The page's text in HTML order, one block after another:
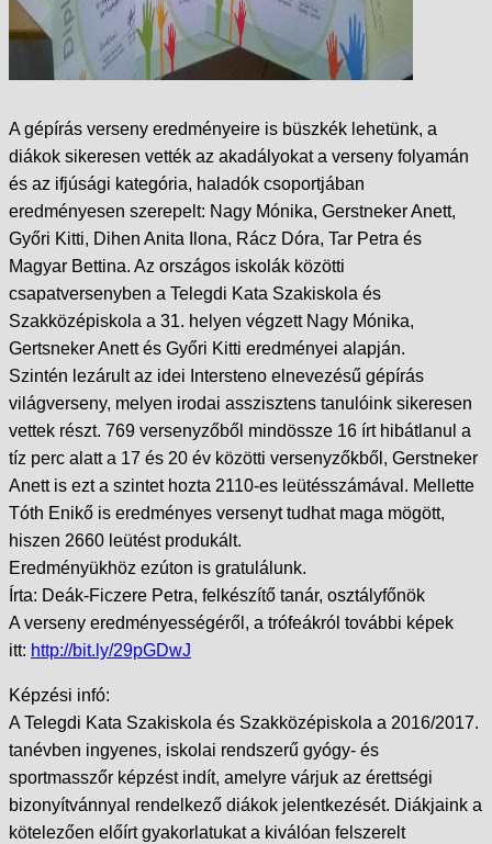
A gépírás verseny eredményeire is büszkék lehetünk, a
diákok sikeresen vették az akadályokat a verseny folyamán
és az ifjúsági kategória, haladók csoportjában
eredményesen szerepelt: Nagy Mónika, Gerstneker Anett,
Győri Kitti, Dihen Anita Ilona, Rácz Dóra, Tar Petra és
Magyar Bettina. Az országos iskolák közötti
csapatversenyben a Telegdi Kata Szakiskola és
Szakközépiskola a 31. helyen végzett Nagy Mónika,
Gertsneker Anett és Győri Kitti eredményei alapján.
Szintén lezárult az idei Intersteno elnevezésű gépírás
világverseny, melyen irodai asszisztens tanulóink sikeresen
vettek részt. 769 versenyzőből mindössze 16 írt hibátlanul a
tíz perc alatt a 17 és 20 év közötti versenyzőkből, Gerstneker
Anett is ezt a szintet hozta 2110-es leütésszámával. Mellette
Tóth Enikő is eredményes versenyt tudhat maga mögött,
hiszen 2660 leütést produkált.
Eredményükhöz ezúton is gratulálunk.
Írta: Deák-Ficzere Petra, felkészítő tanár, osztályfőnök
A verseny eredményességéről, a trófeákról további képek
itt: http://bit.ly/29pGDwJ
Képzési infó:
A Telegdi Kata Szakiskola és Szakközépiskola a 2016/2017.
tanévben ingyenes, iskolai rendszerű gyógy- és
sportmasszőr képzést indít, amelyre várjuk az érettségi
bizonyítvánnyal rendelkező diákok jelentkezését. Diákjaink a
kötelezően előírt gyakorlatukat a kiválóan felszerelt